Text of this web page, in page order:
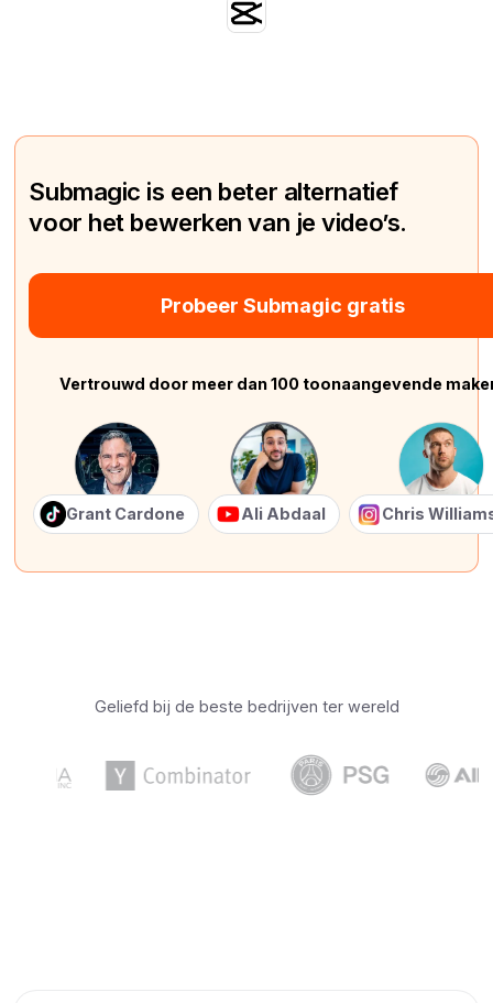
Submagic is een beter alternatief
voor het bewerken van je video’s.
Probeer Submagic gratis
Vertrouwd door meer dan 100 toonaangevende
Grant Cardone Ali Abdaal Chris
Geliefd bij de beste bedrijven ter wereld